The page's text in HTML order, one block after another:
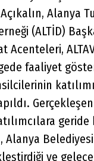
Alanya
(ALTİD)
Acenteleri,
faaliyet
geride
Belediyesi
ve